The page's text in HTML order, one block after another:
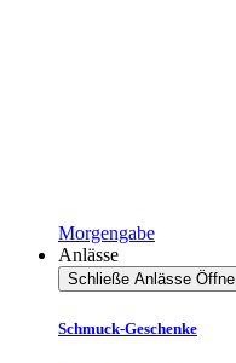
Morgengabe
Anlässe
Schließe Anlässe
Schmuck-Geschenke